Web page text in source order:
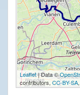
Leaflet| Data ©
contributors,CC-BY-SA